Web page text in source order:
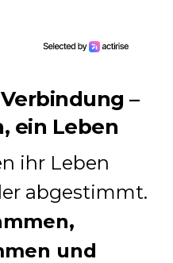
–
ein Leben
ihr Leben
abgestimmt.
und